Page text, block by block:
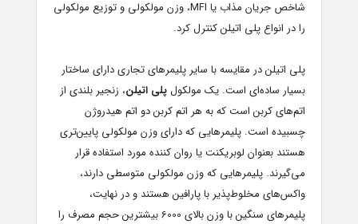
شاخص جریان مذاب یا MFI، وزن مولکولی و توزیع مولکولی
را در انواع پلی اتیلن کنترل کرد.
پلی اتیلن در مقایسه با سایر پلیمرهای تجاری دارای ساختار
بسیار ساده‌ای است. یک مولکولپلی اتیلن، زنجیر بلندی از
اتم‌های کربن است که به هر اتم کربن دو اتم هیدروژن
چسبیده است. پلیمرهایی که دارای وزن مولکولی پایین‌تری
هستند بعنوان لوبریکنت یا روان کننده مورد استفاده قرار
می‌گیرند. پلیمرهایی که وزن مولکولی متوسطی دارند،
واکس‌های مخلوط‌پذیر با پارافین هستند و در نهایت،
پلیمرهای سنگین با وزن بالای 6000 بیشترین حجم مصرف را